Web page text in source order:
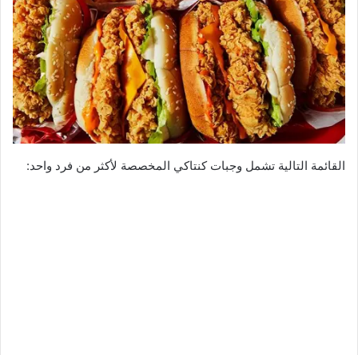
القائمة التالية تشمل وجبات كنتاكي المخصصة لأكثر من فرد واحد: